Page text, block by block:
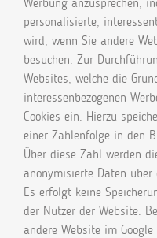
personalisierte,
wird, wenn Sie andere
besuchen. Zur
Websites, welche die
interessenbezogenen
Cookies ein. Hierzu
einer Zahlenfolge in den
Über diese Zahl werden
anonymisierte Daten
Es erfolgt keine
der Nutzer der Website.
andere Website im